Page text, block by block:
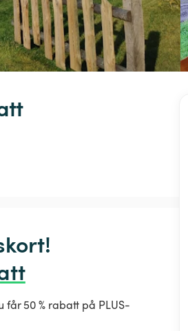
50 % rabatt på PLUS-